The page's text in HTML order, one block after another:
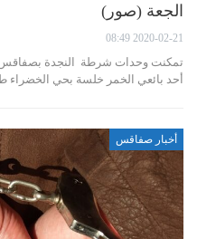
الجعة (صور)
2020-02-21 08:49
تمكنت وحدات شرطة النجدة بصفاقس
أحد بائعي الخمر خلسة بحي الخضراء
أخبار صفاقس